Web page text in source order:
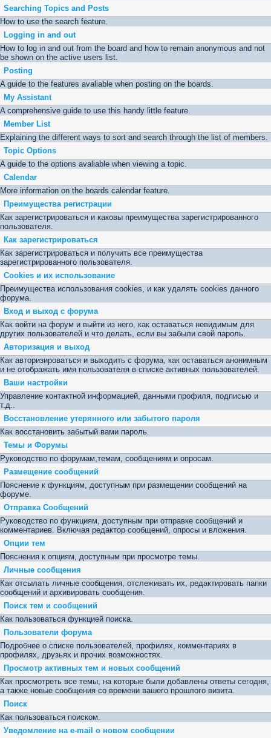
Searching Topics and Posts
How to use the search feature.
Logging in and out
How to log in and out from the board and how to remain anonymous and not
be shown on the active users list.
Posting
A guide to the features avaliable when posting on the boards.
My Assistant
A comprehensive guide to use this handy little feature.
Member List
Explaining the different ways to sort and search through the list of members.
Topic Options
A guide to the options avaliable when viewing a topic.
Calendar
More information on the boards calendar feature.
Преимущества регистрации
Как зарегистрироваться и каковы преимущества зарегистрированного
пользователя.
Как зарегистрироваться
Как зарегистрироваться и получить все преимущества
зарегистрированного пользователя.
Cookies и их использование
Преимущества использования cookies, и как удалять cookies данного
форума.
Вход и выход с форума
Как войти на форум и выйти из него, как оставаться невидимым для
других пользователей и что делать, если вы забыли свой пароль.
Авторизация и выход
Как авторизироваться и выходить с форума, как оставаться анонимным
и не отображать имя пользователя в списке активных пользователей.
Ваши настройки
Управление контактной информацией, данными профиля, подписью и
т.д..
Восстановление утерянного или забытого пароля
Как восстановить забытый вами пароль.
Темы и Форумы
Руководство по форумам,темам, сообщениям и опросам.
Размещение сообщений
Пояснение к функциям, доступным при размещении сообщений на
форуме.
Отправка Сообщений
Руководство по функциям, доступным при отправке сообщений и
комментариев. Включая редактор сообщений, опросы и вложения.
Опции тем
Пояснения к опциям, доступным при просмотре темы.
Личные сообщения
Как отсылать личные сообщения, отслеживать их, редактировать папки
сообщений и архивировать сообщения.
Поиск тем и сообщений
Как пользоваться функцией поиска.
Пользователи форума
Подробнее о списке пользователей, профилях, комментариях в
профилях, друзьях и прочих возможностях.
Просмотр активных тем и новых сообщений
Как просмотреть все темы, на которые были добавлены ответы сегодня,
а также новые сообщения со времени вашего прошлого визита.
Поиск
Как пользоваться поиском.
Уведомление на е-mail о новом сообщении